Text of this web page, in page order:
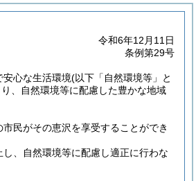
令和6年12月11日
条例第29号
心な生活環境(以下「自然環境等」と
、自然環境等に配慮した豊かな地域
民がその恵沢を享受することができ
、自然環境等に配慮し適正に行わな